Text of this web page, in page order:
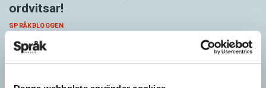
ordvitsar!
SPRÅKBLOGGEN
– Vinnarna visar att lyckade ordvitsar alltid går hem. En bra
kommunslogan kombinerar ett träffsäkert budskap om